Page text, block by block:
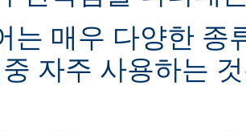
는 매우 다양한 종
자주 사용하는